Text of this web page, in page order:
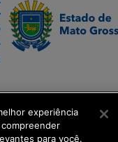
experiência
para você.